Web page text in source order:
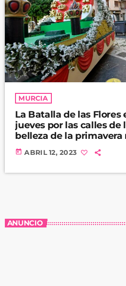
MURCIA
La Batalla de las Flores
jueves por las calles de
belleza de la
today ABRIL 12, 2023
ANUNCIO